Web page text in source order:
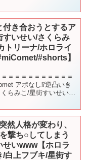
付き合おうとするア
すいせい/さくらみ
トリーナ/ホロライ
#shorts】
＝＝＝＝＝＝＝＝＝＝
アポなし⁉逆凸いき
らみこ/星街すいせい】
然人格が変わり、
撃ち○してしまう
せいwww【ホロラ
/白上フブキ/星街す